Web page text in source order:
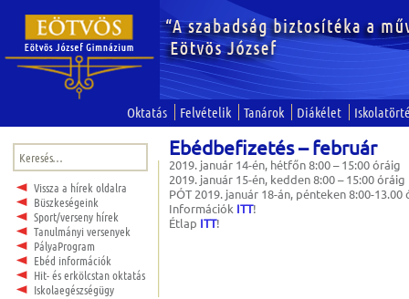
Oktatás Felvételik Tanárok Diákélet
Keresés:
Vissza a hírek oldalra
Büszkeségeink
Sport/verseny hírek
Tanulmányi versenyek
PályaProgram
Ebéd információk
Hit- és erkölcstan oktatás
Iskolaegészségügy
Ebédbefizetés – február
2019. január 14-én, hétfőn 8:00 – 15:00 óráig
2019. január 15-én, kedden 8:00 – 15:00 óráig
PÓT 2019. január 18-án, pénteken 8:00-13.00
Információk ITT!
Étlap ITT!